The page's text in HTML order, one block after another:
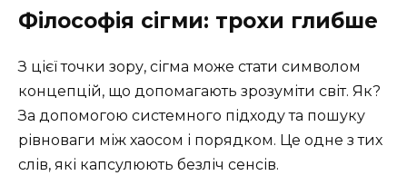
Філософія сігми: трохи глибше
З цієї точки зору, сігма може стати символом
концепцій, що допомагають зрозуміти світ. Як?
За допомогою системного підходу та пошуку
рівноваги між хаосом і порядком. Це одне з тих
слів, які капсулюють безліч сенсів.